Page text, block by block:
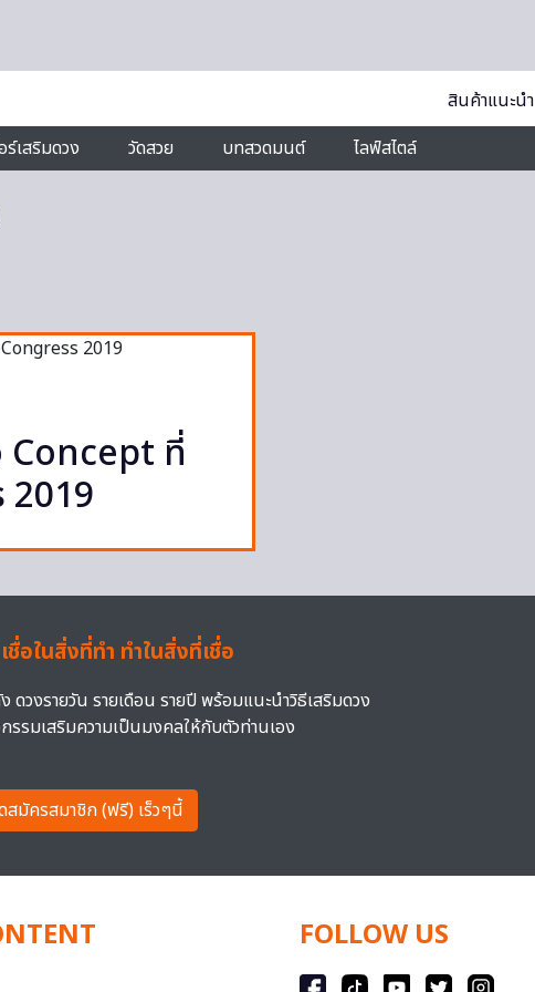
สินค้าแนะนำ
ร์เสริมดวง วัดสวย บทสวดมนต์ ไลฟ์สไตล์
Concept ที่
ชื่อในสิ่งที่ทำ ทำในสิ่งที่เชื่อ
ดวงรายวัน รายเดือน รายปี พร้อมแนะนำวิธีเสริมดวง
รรมเสริมความเป็นมงคลให้กับตัวท่านเอง
สมัครสมาชิก (ฟรี) เร็วๆนี้
FOLLOW US